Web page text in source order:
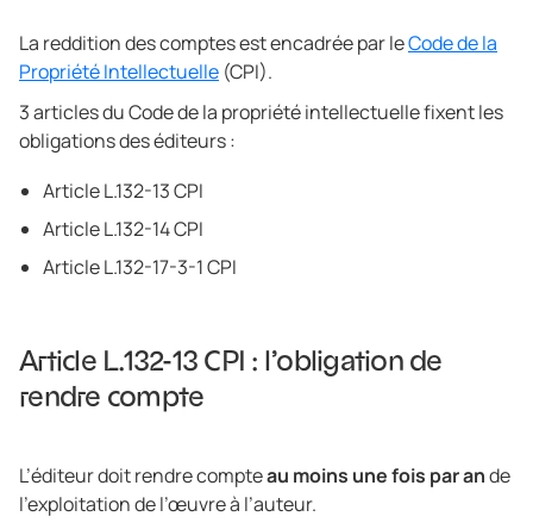
La reddition des comptes est encadrée par leCode de la
Propriété Intellectuelle (CPI).
3 articles du Code de la propriété intellectuelle fixent les
obligations des éditeurs :
Article L.132-13 CPI
Article L.132-14 CPI
Article L.132-17-3-1 CPI
Article L.132-13 CPI : l’obligation de
rendre compte
L’éditeur doit rendre compteau moins une fois par ande
l’exploitation de l’œuvre à l’auteur.